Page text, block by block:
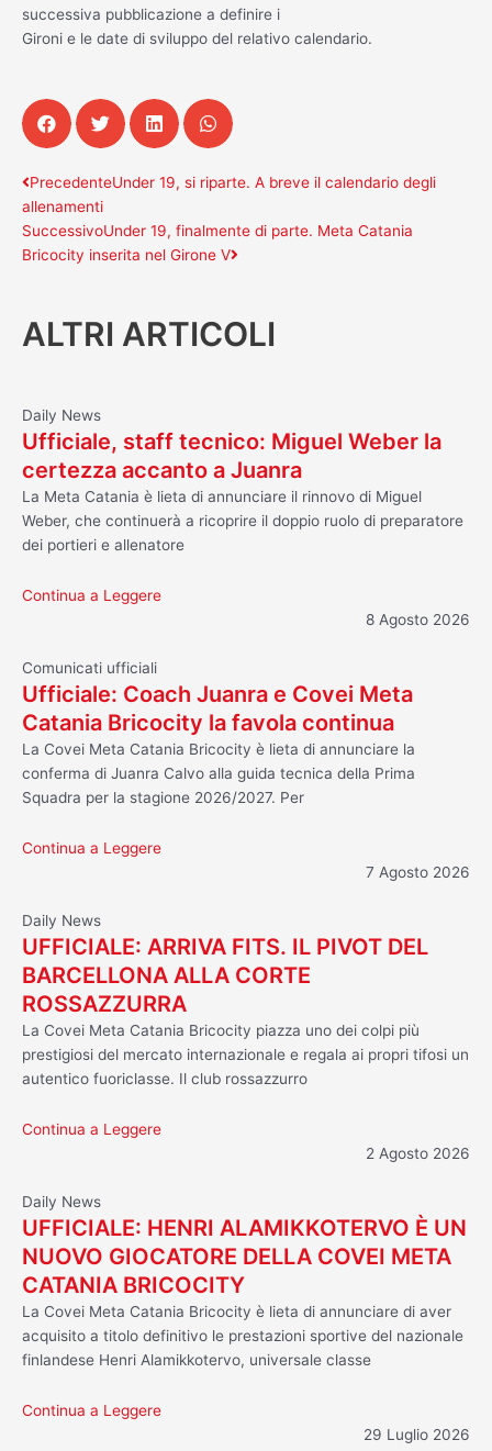
successiva pubblicazione a definire i
Gironi e le date di sviluppo del relativo calendario.
Precedente
PrecedenteUnder 19, si riparte. A breve il calendario degli
allenamenti
SuccessivoUnder 19, finalmente di parte. Meta Catania
Bricocity inserita nel Girone V
Successivo
ALTRI ARTICOLI
Daily News
Ufficiale, staff tecnico: Miguel Weber la
certezza accanto a Juanra
La Meta Catania è lieta di annunciare il rinnovo di Miguel
Weber, che continuerà a ricoprire il doppio ruolo di preparatore
dei portieri e allenatore
Continua a Leggere
8 Agosto 2026
Comunicati ufficiali
Ufficiale: Coach Juanra e Covei Meta
Catania Bricocity la favola continua
La Covei Meta Catania Bricocity è lieta di annunciare la
conferma di Juanra Calvo alla guida tecnica della Prima
Squadra per la stagione 2026/2027. Per
Continua a Leggere
7 Agosto 2026
Daily News
UFFICIALE: ARRIVA FITS. IL PIVOT DEL
BARCELLONA ALLA CORTE
ROSSAZZURRA
La Covei Meta Catania Bricocity piazza uno dei colpi più
prestigiosi del mercato internazionale e regala ai propri tifosi un
autentico fuoriclasse. Il club rossazzurro
Continua a Leggere
2 Agosto 2026
Daily News
UFFICIALE: HENRI ALAMIKKOTERVO È UN
NUOVO GIOCATORE DELLA COVEI META
CATANIA BRICOCITY
La Covei Meta Catania Bricocity è lieta di annunciare di aver
acquisito a titolo definitivo le prestazioni sportive del nazionale
finlandese Henri Alamikkotervo, universale classe
Continua a Leggere
29 Luglio 2026